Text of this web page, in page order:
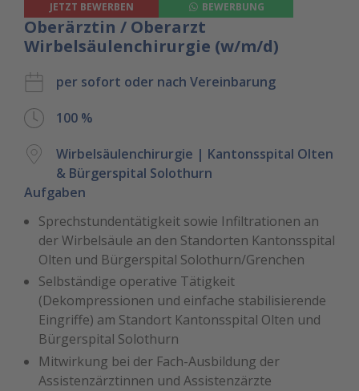
Oberärztin / Oberarzt
Wirbelsäulenchirurgie (w/m/d)
JETZT BEWERBEN BEWERBUNG
per sofort oder nach Vereinbarung
100 %
Wirbelsäulenchirurgie | Kantonsspital Olten
& Bürgerspital Solothurn
Aufgaben
Sprechstundentätigkeit sowie Infiltrationen an
der Wirbelsäule an den Standorten Kantonsspital
Olten und Bürgerspital Solothurn/Grenchen
Selbständige operative Tätigkeit
(Dekompressionen und einfache stabilisierende
Eingriffe) am Standort Kantonsspital Olten und
Bürgerspital Solothurn
Mitwirkung bei der Fach-Ausbildung der
Assistenzärztinnen und Assistenzärzte